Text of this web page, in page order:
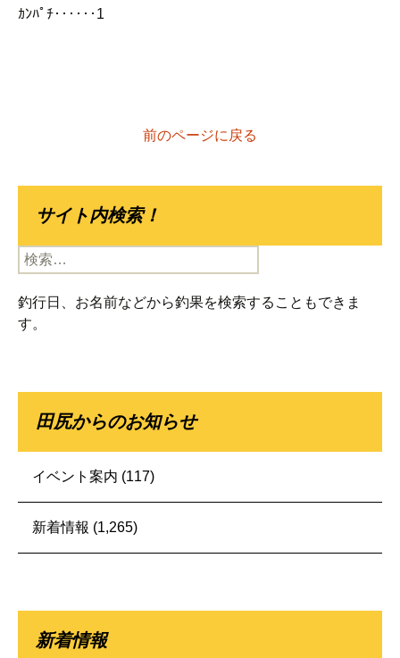
ｶﾝﾊﾟﾁ‥‥‥1
前のページに戻る
サイト内検索！
検
索:
釣行日、お名前などから釣果を検索することもできま
す。
田尻からのお知らせ
イベント案内 (117)
新着情報 (1,265)
新着情報